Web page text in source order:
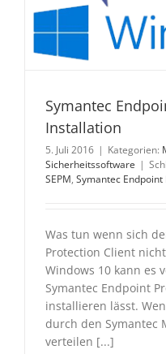
Symantec
Installation
5. Juli 2016 | Kategorien:
Sicherheitssoftware |
SEPM, Symantec
Was tun wenn sich
Protection Client
Windows 10 kann es
Symantec Endpoint
installieren lässt.
durch den Symantec
verteilen [...]